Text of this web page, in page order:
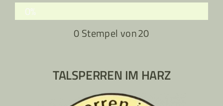
0%
0 Stempel von20
TALSPERREN IM HARZ